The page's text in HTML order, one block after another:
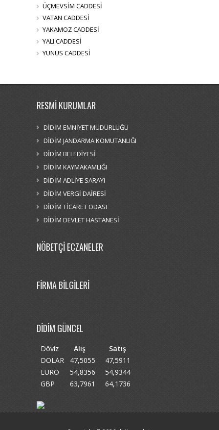
ÜÇMEVSİM CADDESİ
VATAN CADDESİ
YAKAMOZ CADDESİ
YALI CADDESİ
YUNUS CADDESİ
RESMİ KURUMLAR
DİDİM EMNİYET MÜDÜRLÜĞÜ
DİDİM JANDARMA KOMUTANLIĞI
DİDİM BELEDİYESİ
DİDİM KAYMAKAMLIĞI
DİDİM ADLİYE SARAYI
DİDİM VERGİ DAİRESİ
DİDİM TİCARET ODASI
DİDİM DEVLET HASTANESİ
NÖBETÇİ ECZANELER
FİRMA BİLGİLERİ
DİDİM GÜNCEL
Döviz Alış
Satış
DOLAR
47,5055
47,5911
EURO
54,8356
54,9344
GBP
63,7961 64,1736